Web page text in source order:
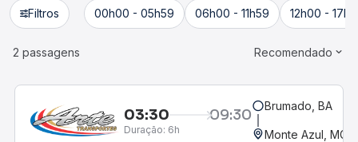
Filtros 00h00 - 05h59 06h00 - 11h59 12h00 -
2 passagens Recomendado
03:30 09:30
Duração: 6h
Brumado, BA
Monte Azul, MG